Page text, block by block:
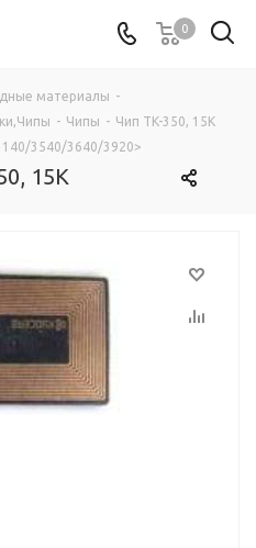
0
материалы -
- Чипы - Чип TK-350, 15K
3540/3640/3920>
15K